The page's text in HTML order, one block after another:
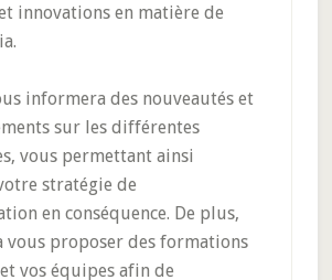
innovations en matière de
informera des nouveautés et
sur les différentes
vous permettant ainsi
stratégie de
en conséquence. De plus,
vous proposer des formations
vos équipes afin de